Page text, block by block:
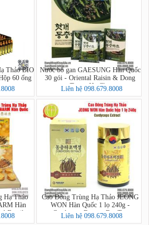
Thảo BIO
60 ống
Nước bổ gan GAESUNG Hàn Quốc
30 gói - Oriental Raisin & Dong
Trung Ha Cho
Liên hệ 098.679.8008
Hạ Thảo
Hàn
Family
3)
Cao Đông Trùng Hạ Thảo JEONG
WON Hàn Quốc 1 lọ 240g -
Cordyceps Extract For Tea
Liên hệ 098.679.8008